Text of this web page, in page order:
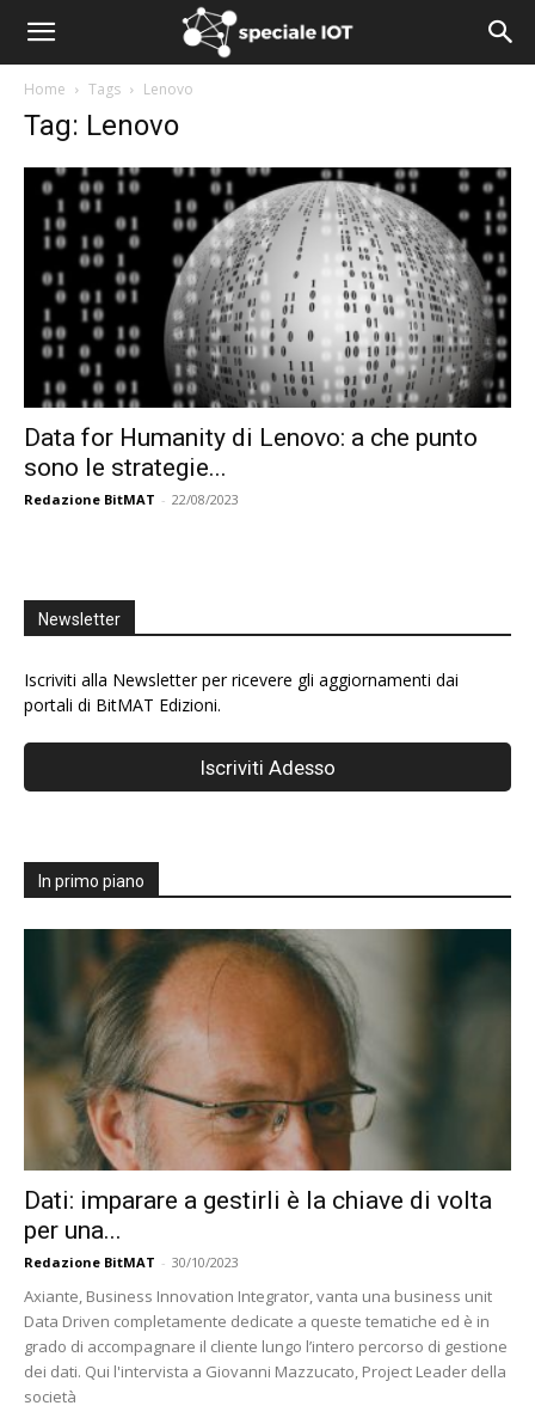
Home Tags Lenovo
Tag: Lenovo
Data for Humanity di Lenovo: a che punto
sono le strategie...
Redazione BitMAT - 22/08/2023
Newsletter
Iscriviti alla Newsletter per ricevere gli aggiornamenti dai
portali di BitMAT Edizioni.
In primo piano
Dati: imparare a gestirli è la chiave di volta
per una...
Redazione BitMAT - 30/10/2023
Axiante, Business Innovation Integrator, vanta una business unit
Data Driven completamente dedicate a queste tematiche ed è in
grado di accompagnare il cliente lungo l’intero percorso di gestione
dei dati. Qui l'intervista a Giovanni Mazzucato, Project Leader della
società